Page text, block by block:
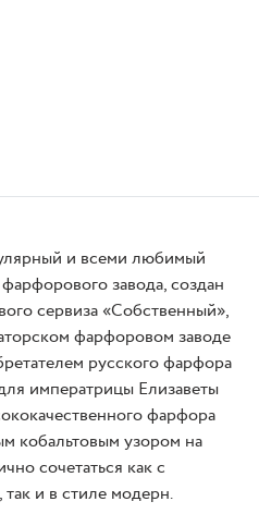
и всеми любимый
завода, создан
сервиза «Собственный»,
фарфоровом заводе
русского фарфора
императрицы Елизаветы
фарфора
кобальтовым узором на
сочетаться как с
и в стиле модерн.